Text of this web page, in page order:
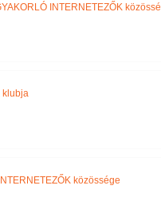
INTERNETEZŐK
klubja
közössége